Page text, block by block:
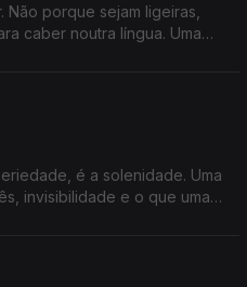
Não porque sejam ligeiras,
caber noutra língua. Uma
é a solenidade. Uma
invisibilidade e o que uma